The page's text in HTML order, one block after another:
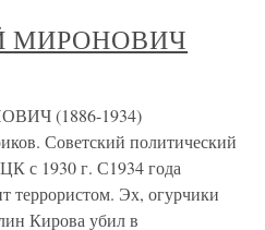
МИРОНОВИЧ
(1886-1934)
Советский политический
с 1930 г. С1934 года
террористом. Эх, огурчики
Кирова убил в